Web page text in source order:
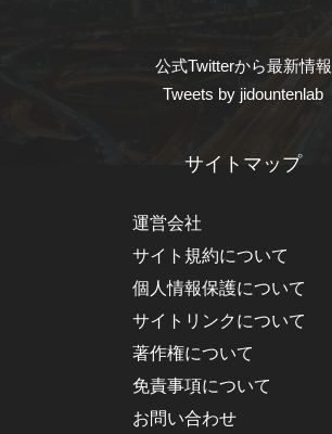
公式Twitterから最新情報
Tweets by jidountenlab
サイトマップ
運営会社
サイト規約について
個人情報保護について
サイトリンクについて
著作権について
免責事項について
お問い合わせ